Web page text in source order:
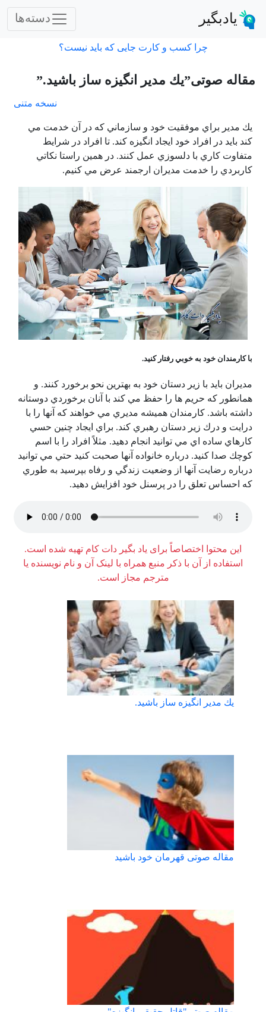
یادبگیر دسته‌ها
چرا کسب و کارت جایی که باید نیست؟
مقاله صوتی”يك مدير انگيزه ساز باشيد.”
نسخه متنی
يك مدير براي موفقيت خود و سازماني كه در آن خدمت مي
كند بايد در افراد خود ايجاد انگيزه كند. تا افراد در شرايط
متفاوت كاري با دلسوزي عمل كنند. در همين راستا نكاتي
كاربردي را خدمت مديران ارجمند عرض مي كنيم.
با كارمندان خود به خوبي رفتار كنيد.
مديران بايد با زير دستان خود به بهترين نحو برخورد كنند. و
همانطور كه حريم ها را حفظ مي كند با آنان برخوردي دوستانه
داشته باشد. كارمندان هميشه مديري مي خواهند كه آنها را با
درايت و درك زير دستان رهبري كند. براي ايجاد چنين حسي
كارهاي ساده اي مي توانيد انجام دهيد. مثلاً افراد را با اسم
كوچك صدا كنيد. درباره خانواده آنها صحبت كنيد حتي مي توانيد
درباره رضايت آنها از وضعيت زندگي و رفاه بپرسيد به طوري
كه احساس تعلق را در پرسنل خود افزايش دهيد.
این محتوا اختصاصاً برای یاد بگیر دات کام تهیه شده است.
استفاده از آن با ذکر منبع همراه با لینک آن و نام نویسنده یا
مترجم مجاز است.
يك مدير انگيزه ساز باشيد.
مقاله صوتی قهرمان خود باشيد